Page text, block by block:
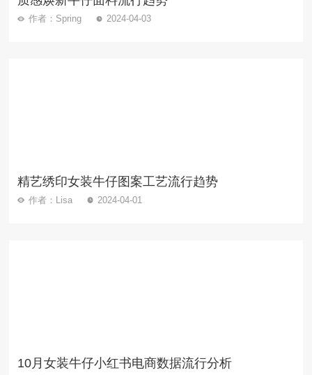
作者：Spring 2024-04-03
精艺绣印女装牛仔图案工艺流行趋势
作者：Lisa 2024-04-01
10月女装牛仔小红书电商数据流行分析